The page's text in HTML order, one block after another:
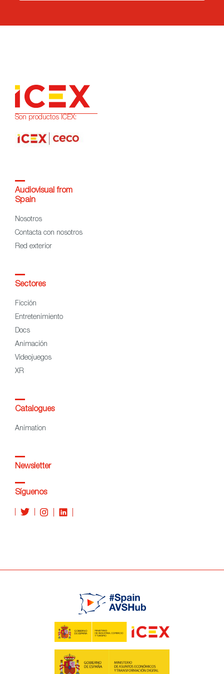
Son productos ICEX:
Audiovisual from
Spain
Nosotros
Contacta con nosotros
Red exterior
Sectores
Ficción
Entretenimiento
Docs
Animación
Videojuegos
XR
Catalogues
Animation
Newsletter
Síguenos